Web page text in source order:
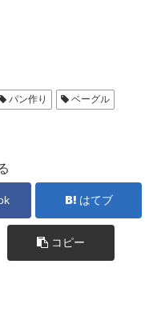
パン作り
ベーグル
はてブ
コピー